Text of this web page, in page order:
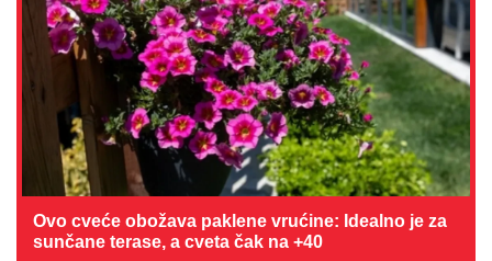
Ovo cveće obožava paklene vrućine: Idealno je za
sunčane terase, a cveta čak na +40